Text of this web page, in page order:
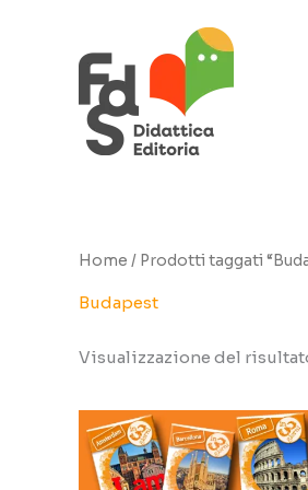
contenuto
Home / Prodotti taggati
Budapest
Visualizzazione del